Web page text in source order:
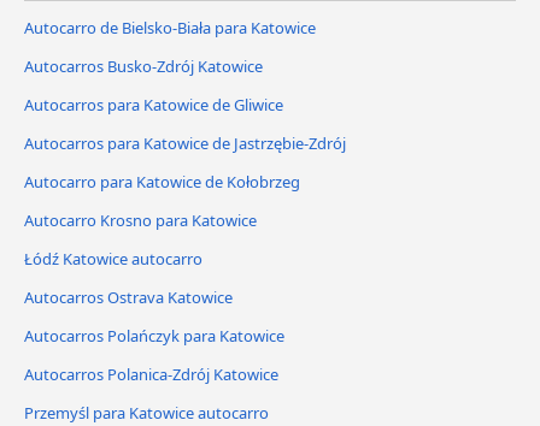
Autocarro de Bielsko-Biała para Katowice
Autocarros Busko-Zdrój Katowice
Autocarros para Katowice de Gliwice
Autocarros para Katowice de Jastrzębie-Zdrój
Autocarro para Katowice de Kołobrzeg
Autocarro Krosno para Katowice
Łódź Katowice autocarro
Autocarros Ostrava Katowice
Autocarros Polańczyk para Katowice
Autocarros Polanica-Zdrój Katowice
Przemyśl para Katowice autocarro